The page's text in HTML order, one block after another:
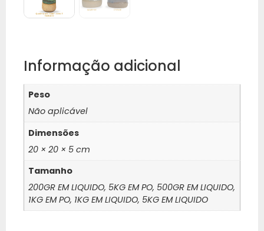
Informação adicional
Peso
Não aplicável
Dimensões
20 × 20 × 5 cm
Tamanho
200GR EM LIQUIDO, 5KG EM PO, 500GR EM LIQUIDO,
1KG EM PO, 1KG EM LIQUIDO, 5KG EM LIQUIDO